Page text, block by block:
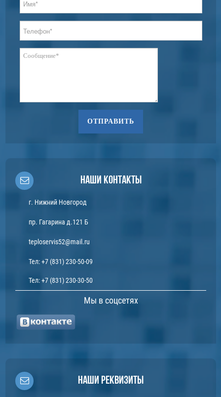
ОТПРАВИТЬ
Наши контакты
г. Нижний Новгород
пр. Гагарина д.121 Б
teploservis52@mail.ru
Тел:+7 (831) 230-50-09
Тел:+7 (831) 230-30-50
Мы в соцсетях
Наши реквизиты